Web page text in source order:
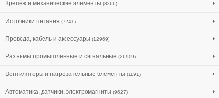
Крепёж и механические элементы (8866)
Источники питания (7241)
Провода, кабель и аксессуары (12969)
Разъемы промышленные и сигнальные (26909)
Вентиляторы и нагревательные элементы (1191)
Автоматика, датчики, электромагниты (9627)